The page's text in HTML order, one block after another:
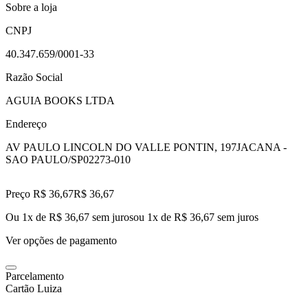
Sobre a loja
CNPJ
40.347.659/0001-33
Razão Social
AGUIA BOOKS LTDA
Endereço
AV PAULO LINCOLN DO VALLE PONTIN, 197JACANA -
SAO PAULO/SP02273-010
Preço R$ 36,67R$ 36,67
Ou 1x de R$ 36,67 sem jurosou 1x de R$ 36,67 sem juros
Ver opções de pagamento
Parcelamento
Cartão Luiza